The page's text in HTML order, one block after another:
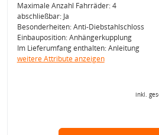
Maximale Anzahl Fahrräder: 4
abschließbar: Ja
Besonderheiten: Anti-Diebstahlschloss
Einbauposition: Anhängerkupplung
Im Lieferumfang enthalten: Anleitung
weitere Attribute anzeigen
inkl.